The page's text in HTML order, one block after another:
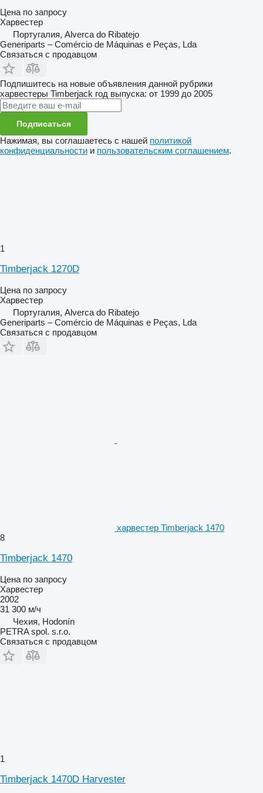
Цена по запросу
Харвестер
Португалия, Alverca do Ribatejo
Generiparts – Comércio de Máquinas e Peças, Lda
Связаться с продавцом
Подпишитесь на новые объявления данной рубрики
харвестеры Timberjack год выпуска: от 1999 до 2005
Подписаться
Нажимая, вы соглашаетесь с нашей политикой
конфиденциальности и пользовательским соглашением.
1
Timberjack 1270D
Цена по запросу
Харвестер
Португалия, Alverca do Ribatejo
Generiparts – Comércio de Máquinas e Peças, Lda
Связаться с продавцом
харвестер Timberjack 1470
8
Timberjack 1470
Цена по запросу
Харвестер
2002
31 300 м/ч
Чехия, Hodonín
PETRA spol. s.r.o.
Связаться с продавцом
1
Timberjack 1470D Harvester